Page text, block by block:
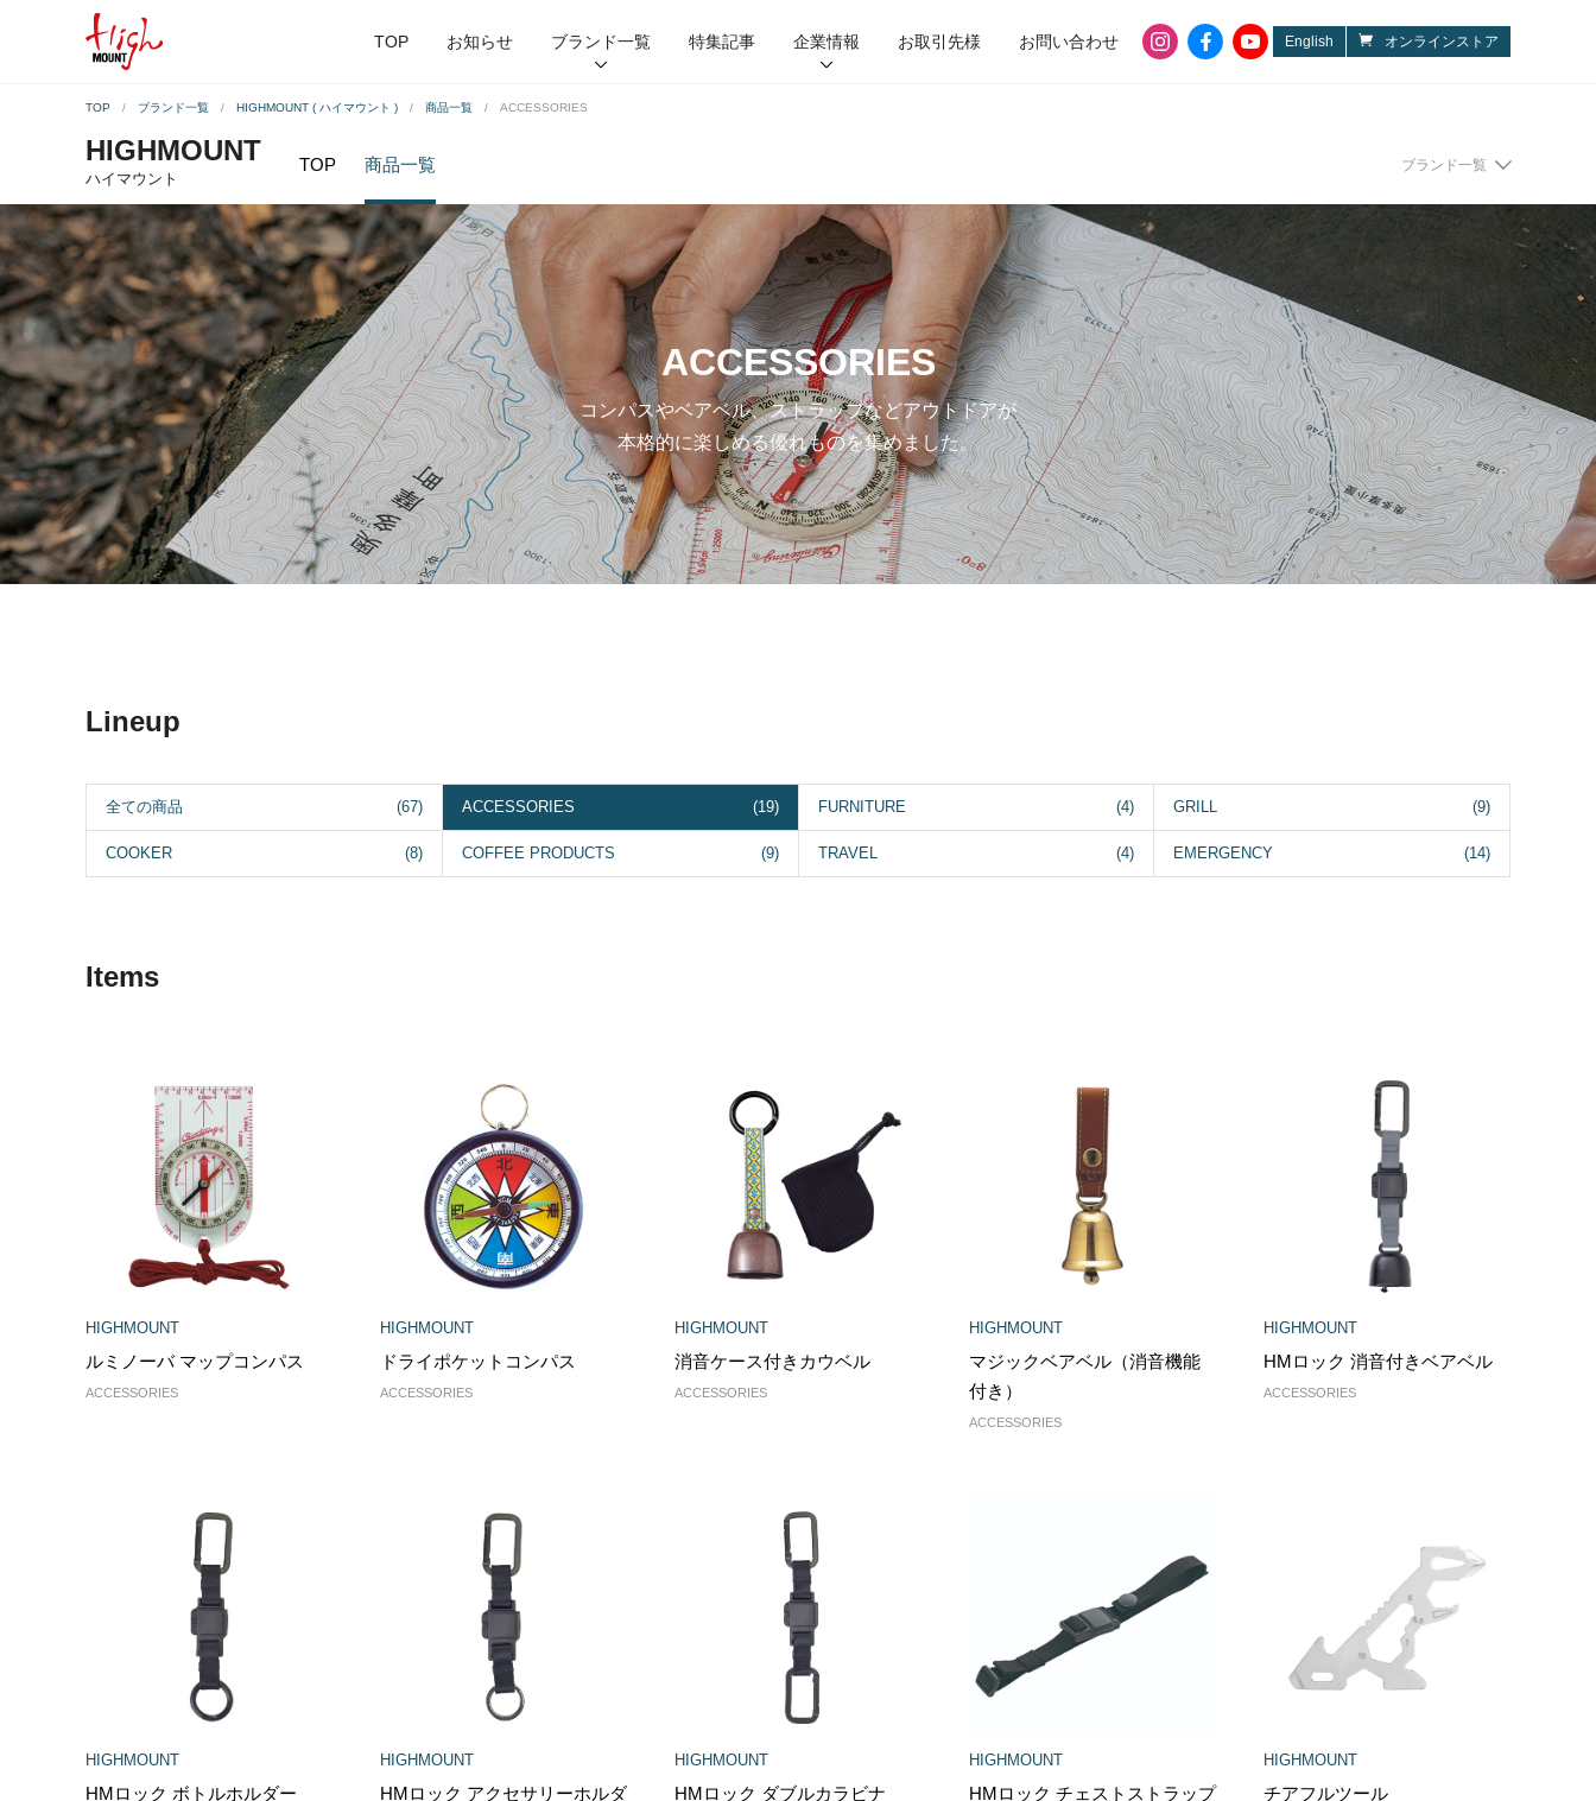
TOP お知らせ ブランド一覧
ABLE CARRY
SUN GEAR AID LEGO silverfoot
特集記事 企業情報 お取引先様 お問い合わせ instagramfacebookyoutube
English オンラインストア
TOP ブランド一覧 HIGHMOUNT ( ハイマウント ) 商品一覧 ACCESSORIES
HIGHMOUNT
ハイマウント
TOP 商品一覧 ブランド一覧
ACCESSORIES
コンパスやベアベル、ストラップなどアウトドアが
本格的に楽しめる優れものを集めました。
Lineup
全ての商品 (67) ACCESSORIES (19) FURNITURE (4) GRILL (9)
COOKER (8) COFFEE PRODUCTS (9) TRAVEL (4) EMERGENCY (14)
Items
HIGHMOUNT
ルミノーバ マップコンパス
ACCESSORIES
HIGHMOUNT
ドライポケットコンパス
ACCESSORIES
HIGHMOUNT
消音ケース付きカウベル
ACCESSORIES
HIGHMOUNT
マジックベアベル（消音機能
付き）
ACCESSORIES
HIGHMOUNT
HMロック 消音付きベアベル
ACCESSORIES
HIGHMOUNT
HMロック ボトルホルダー
HIGHMOUNT
HMロック アクセサリーホルダ
HIGHMOUNT
HMロック ダブルカラビナ
HIGHMOUNT
HMロック チェストストラップ
HIGHMOUNT
チアフルツール